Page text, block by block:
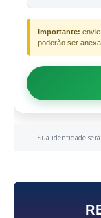
Importante:
poderão ser
Sua identidade